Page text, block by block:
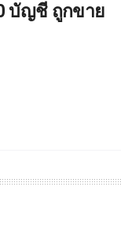
บัญชี ถูกขาย